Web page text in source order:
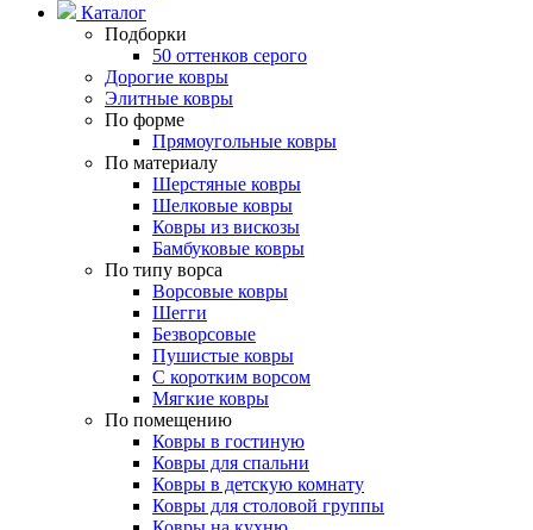
Каталог
Подборки
50 оттенков серого
Дорогие ковры
Элитные ковры
По форме
Прямоугольные ковры
По материалу
Шерстяные ковры
Шелковые ковры
Ковры из вискозы
Бамбуковые ковры
По типу ворса
Ворсовые ковры
Шегги
Безворсовые
Пушистые ковры
С коротким ворсом
Мягкие ковры
По помещению
Ковры в гостиную
Ковры для спальни
Ковры в детскую комнату
Ковры для столовой группы